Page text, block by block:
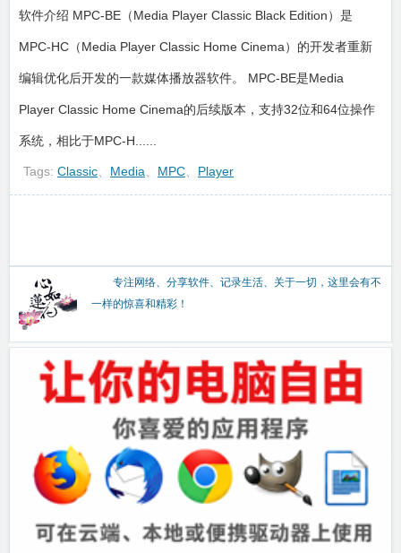
软件介绍 MPC-BE（Media Player Classic Black Edition）是
MPC-HC（Media Player Classic Home Cinema）的开发者重新
编辑优化后开发的一款媒体播放器软件。 MPC-BE是Media
Player Classic Home Cinema的后续版本，支持32位和64位操作
系统，相比于MPC-H......
Tags: Classic Media MPC Player
专注网络、分享软件、记录生活、关于一切，这里会有不
一样的惊喜和精彩！